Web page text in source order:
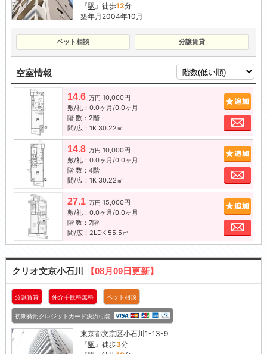
『駅』徒歩12分
築年月2004年10月
ペット相談 分譲賃貸
空室情報
14.6 万円 10,000円
敷/礼：0.0ヶ月/0.0ヶ月
階 数：2階
間/広：1K 30.22㎡
お
14.8 万円 10,000円
敷/礼：0.0ヶ月/0.0ヶ月
階 数：4階
間/広：1K 30.22㎡
お
27.1 万円 15,000円
敷/礼：0.0ヶ月/0.0ヶ月
階 数：7階
間/広：2LDK 55.5㎡
お
クリオ文京小石川 【08月09日更新】
分譲賃貸 仲介手数料無料 ペット相談
初期費用クレジットカード決済可能
東京都文京区小石川1-13-9
『駅』徒歩3分